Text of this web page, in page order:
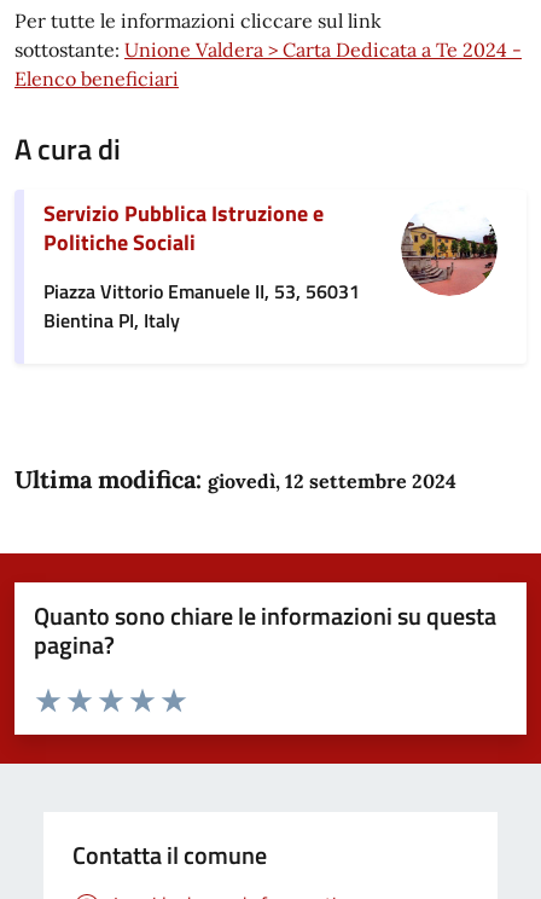
Per tutte le informazioni cliccare sul link
sottostante: Unione Valdera > Carta Dedicata a Te 2024 -
Elenco beneficiari
A cura di
Servizio Pubblica Istruzione e
Politiche Sociali
Piazza Vittorio Emanuele II, 53, 56031
Bientina PI, Italy
Ultima modifica: giovedì, 12 settembre 2024
Quanto sono chiare le informazioni su questa
pagina?
Domanda
Valuta da 1 a 5 stelle la pagina
Valuta 5 stelle su 5
Valuta 4 stelle su 5
Valuta 3 stelle su 5
Valuta 2 stelle su 5
Valuta 1 stelle su 5
Contatta il comune